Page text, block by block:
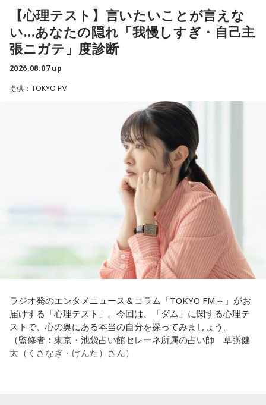
「あ、自分もバンドできるんだ」みたいな、そういうときの
ワクワク感のようなものが、いろんな不安や葛藤を飛び越え
ちゃうみたいな、そういうバイタリティのある曲だなと思い
ます。歌詞は自分と向き合っている部分も結構あるんですけ
ど、音像がかなり爽やかなので、そういうものを飛び越えて
次回8月8日（土）の放送は、シンガーソングライター・バー
チャルYouTuberのぼっちぼろまるさんをゲストに迎えてお届
----------------------------------------------------
この日の放送をradikoタイムフリーで聴く
※放送エリア外の方は、プレミアム会員の登録でご利用いた
----------------------------------------------------
番組名：JA全農 COUNTDOWN JAPAN
放送エリア：TOKYO FMをはじめとする、JFN全国38局ネッ
パーソナリティ：遠山大輔（グランジ）、潮紗理菜
番組Webサイト：https://www.tfm.co.jp/countdownjapan/
番組公式X：@JA_CDJ
性を語ります。
江原：やっぱり、集中力が欠けちゃうしね。だからご飯を食
べて、新しいお家を建てればまたよく寝られたりすると思う
けれど、そういう風な自分自身のメンテナンスというか、そ
れを大事にして、コンディションを常に最高に整えるという
ことであれば、もしかしたら悩んでいた時期は体調が不安定
だったかもしれない。だって、普段だったら前向きにいける
ところが、何かふと不安になっちゃったりするでしょう。
例えば、小さいお子さんがいるときって、やっぱり楽しいけ
れど身体がついていけないときって、ちょっと子育てが憂鬱
になったりする時って出ちゃうじゃないですか。子どもの元
気な「キャー！」というのも、元気なときには「もう！」と
いうくらいで済むけれど、頭が痛いときはキツイもんね。そ
自分の体力、コンディション。「元気」の「気」は中がお米
（氣）だから、しっかり食べて、元気をつけていってくださ
い。それも、仕事のうちです。
●江原啓之 今夜の格言
「フィジカルはスピリチュアルの基本です」
れることがあります。病気だからと割り切って仕事に就いて
いるのですが、心が疲れてきています。私生活は充実してお
り、夫と新しく家を建てるためにも仕事は辞められません。
仕事がつらいからこそ私生活が充実する、幸せになるぞとい
の心持ちについてアドバイスをいただけないでしょうか？
――患者からの暴言や暴力に心が折れそうになりながらも、
過酷な現場で奮闘する看護師の相談に対し、江原は「意外な
ことを申し上げるようだけれど……」と前置きした上で、具体
的なアドバイスを提示しました。
江原：私はね、ちょっと意外なことを申し上げるようだけれ
ど、「体力」だと思います。やっぱり、ちゃんと食べて、よ
く寝る。で、やっぱり看護師さんって不規則でしょう？ 夜勤
とかね。いろいろとシフトがあるから、身体のコンディショ
ンを持っていくのがとっても大変だと思うの。
これ、ばかにならなくて、私、いつもフィジカルとスピリチ
と言っているんです。昔から「健全な身体に健全な精神宿
る」って言いますでしょう？
それは、例えばご病気の方とかはダメだとか、そういう風に
差別しているわけではなくてね。私達、コンディションが良
【心理テスト】言いたいことが言えな
い…あなたの隠れ「我慢しすぎ・自己主
張ニガテ」度診断
2026.08.07 up
提供：TOKYO FM
ラジオ発のエンタメニュース＆コラム「TOKYO FM＋」がお
届けする「心理テスト」。今回は、「ダム」に関する心理テ
ストで、心の奥にある本当の自分を探ってみましょう。
（監修者：東京・池袋占い館セレーネ所属の占い師 草彅健
太（くさなぎ・けんた）さん）